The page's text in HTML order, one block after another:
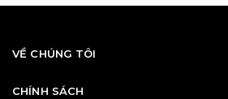
VỀ CHÚNG TÔI
CHÍNH SÁCH